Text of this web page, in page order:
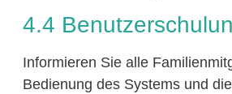
4.4
Informieren Sie alle
Bedienung des Systems und